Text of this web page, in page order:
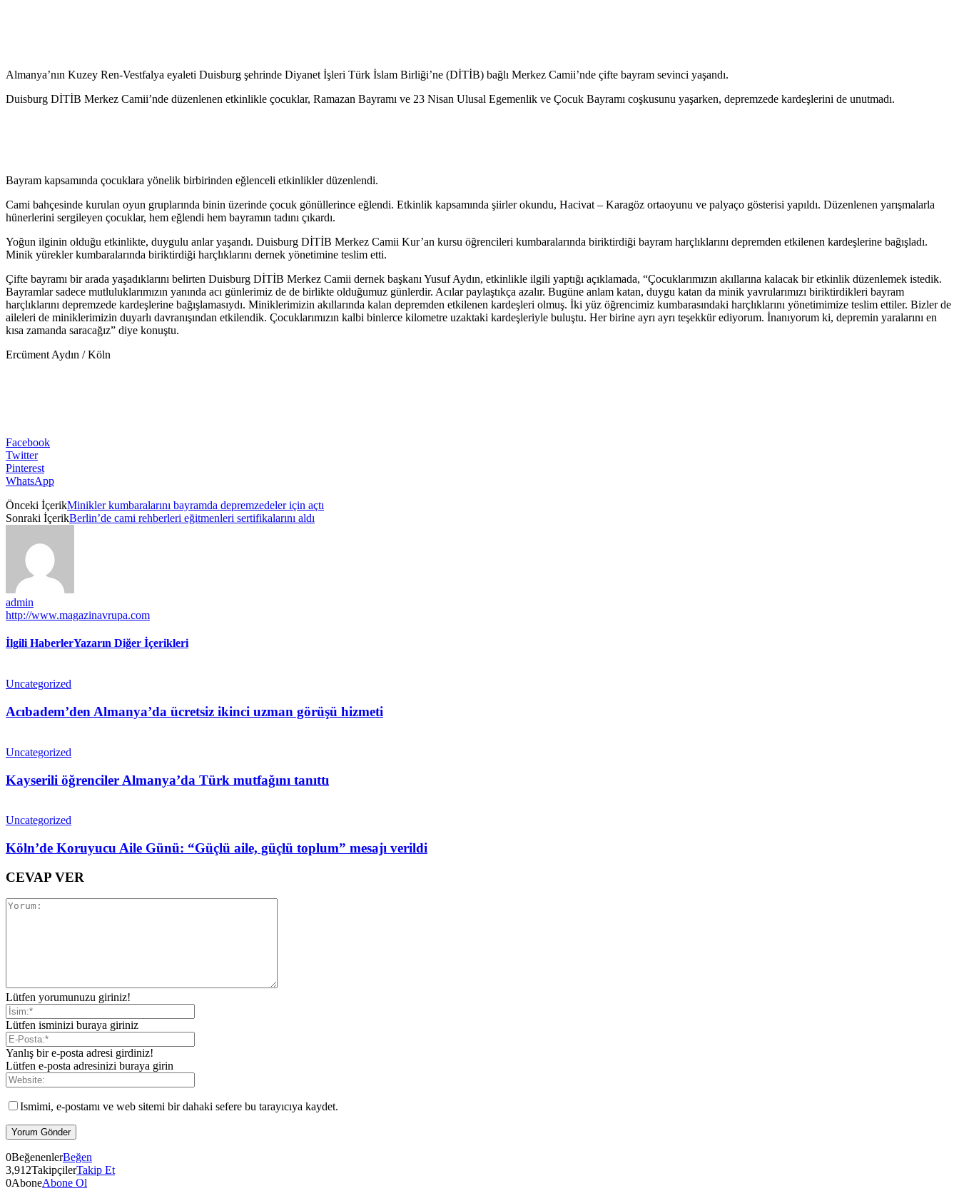
Almanya’nın Kuzey Ren-Vestfalya eyaleti Duisburg şehrinde Diyanet İşleri Türk İslam Birliği’ne (DİTİB) bağlı Merkez Camii’nde çifte bayram sevinci yaşandı.
Duisburg DİTİB Merkez Camii’nde düzenlenen etkinlikle çocuklar, Ramazan Bayramı ve 23 Nisan Ulusal Egemenlik ve Çocuk Bayramı coşkusunu yaşarken, depremzede kardeşlerini de unutmadı.
Bayram kapsamında çocuklara yönelik birbirinden eğlenceli etkinlikler düzenlendi.
Cami bahçesinde kurulan oyun gruplarında binin üzerinde çocuk gönüllerince eğlendi. Etkinlik kapsamında şiirler okundu, Hacivat – Karagöz ortaoyunu ve palyaço gösterisi yapıldı. Düzenlenen yarışmalarla
hünerlerini sergileyen çocuklar, hem eğlendi hem bayramın tadını çıkardı.
Yoğun ilginin olduğu etkinlikte, duygulu anlar yaşandı. Duisburg DİTİB Merkez Camii Kur’an kursu öğrencileri kumbaralarında biriktirdiği bayram harçlıklarını depremden etkilenen kardeşlerine bağışladı.
Minik yürekler kumbaralarında biriktirdiği harçlıklarını dernek yönetimine teslim etti.
Çifte bayramı bir arada yaşadıklarını belirten Duisburg DİTİB Merkez Camii dernek başkanı Yusuf Aydın, etkinlikle ilgili yaptığı açıklamada, “Çocuklarımızın akıllarına kalacak bir etkinlik düzenlemek istedik.
Bayramlar sadece mutluluklarımızın yanında acı günlerimiz de de birlikte olduğumuz günlerdir. Acılar paylaştıkça azalır. Bugüne anlam katan, duygu katan da minik yavrularımızı biriktirdikleri bayram
harçlıklarını depremzede kardeşlerine bağışlamasıydı. Miniklerimizin akıllarında kalan depremden etkilenen kardeşleri olmuş. İki yüz öğrencimiz kumbarasındaki harçlıklarını yönetimimize teslim ettiler. Bizler de
aileleri de miniklerimizin duyarlı davranışından etkilendik. Çocuklarımızın kalbi binlerce kilometre uzaktaki kardeşleriyle buluştu. Her birine ayrı ayrı teşekkür ediyorum. İnanıyorum ki, depremin yaralarını en
kısa zamanda saracağız” diye konuştu.
Ercüment Aydın / Köln
Facebook
Twitter
Pinterest
WhatsApp
Önceki İçerikMinikler kumbaralarını bayramda depremzedeler için açtı
Sonraki İçerikBerlin’de cami rehberleri eğitmenleri sertifikalarını aldı
admin
http://www.magazinavrupa.com
İlgili HaberlerYazarın Diğer İçerikleri
Uncategorized
Acıbadem’den Almanya’da ücretsiz ikinci uzman görüşü hizmeti
Uncategorized
Kayserili öğrenciler Almanya’da Türk mutfağını tanıttı
Uncategorized
Köln’de Koruyucu Aile Günü: “Güçlü aile, güçlü toplum” mesajı verildi
CEVAP VER
Lütfen yorumunuzu giriniz!
Lütfen isminizi buraya giriniz
Yanlış bir e-posta adresi girdiniz!
Lütfen e-posta adresinizi buraya girin
Ismimi, e-postamı ve web sitemi bir dahaki sefere bu tarayıcıya kaydet.
0BeğenenlerBeğen
3,912TakipçilerTakip Et
0AboneAbone Ol